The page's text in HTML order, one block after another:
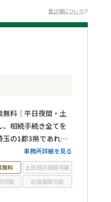
並び順について
無料｜平日夜間・土
相続手続き全てを
の1都3県であれば
査代行／遺産分割
座の解約、名義変
ださい
事務所詳細を見る
無料
土日祝の相談可能
可能 出張面談可能